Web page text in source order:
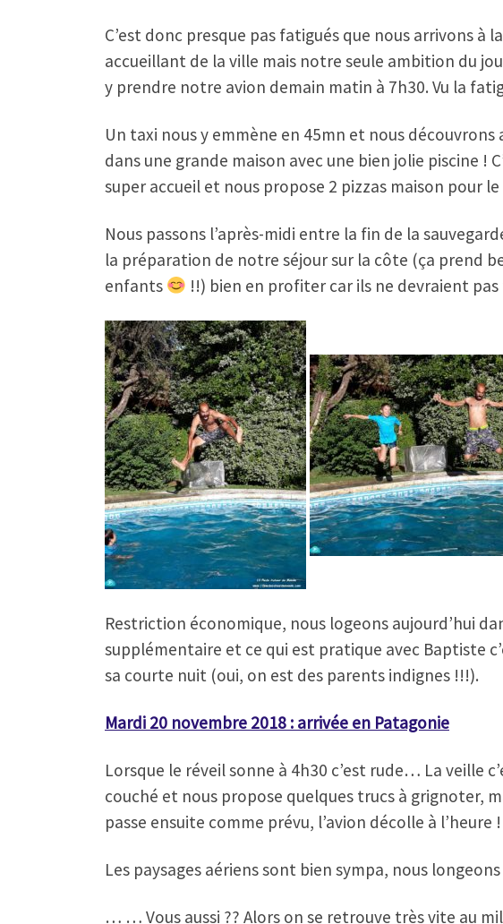
C’est donc presque pas fatigués que nous arrivons à
accueillant de la ville mais notre seule ambition du
y prendre notre avion demain matin à 7h30. Vu la
Un taxi nous y emmène en 45mn et nous
dans une grande maison avec une bien jolie piscine !
super accueil et nous propose 2 pizzas maison pour
Nous passons l’après-midi entre la fin de la
la préparation de notre séjour sur la côte (ça prend
enfants
!!) bien en profiter car ils ne devraient
Restriction économique, nous logeons aujourd’hui
supplémentaire et ce qui est pratique avec Baptiste
sa courte nuit (oui, on est des parents indignes !!!).
Mardi 20 novembre 2018 : arrivée en Patagonie
Lorsque le réveil sonne à 4h30 c’est rude… La veille
couché et nous propose quelques trucs à grignoter,
passe ensuite comme prévu, l’avion décolle à l’heure !
Les paysages aériens sont bien sympa, nous
… … Vous aussi ?? Alors on se retrouve très vite au